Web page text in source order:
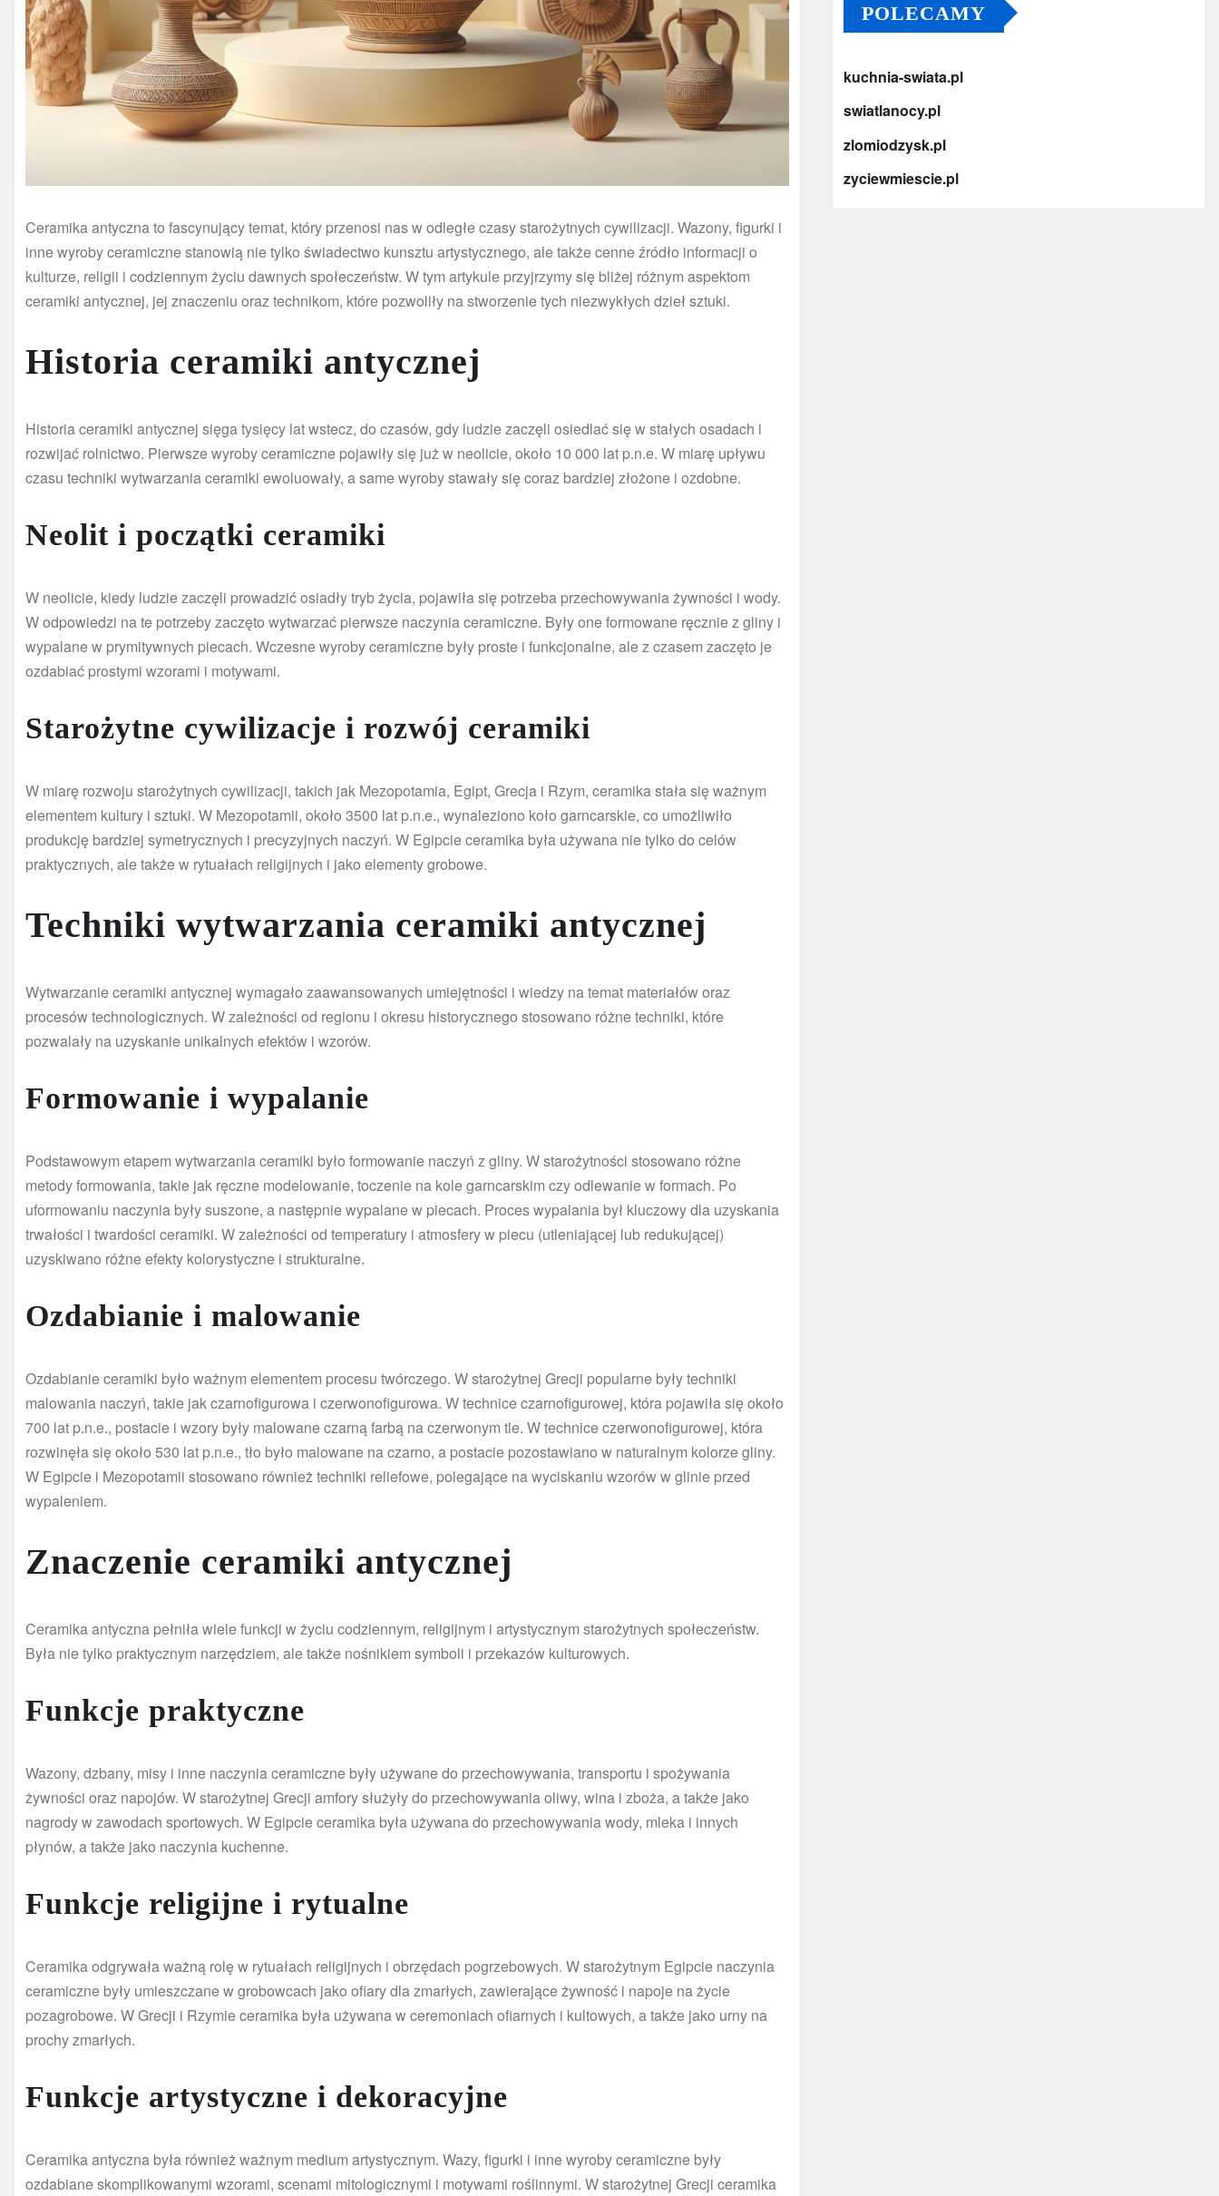
Ceramika antyczna to fascynujący temat, który przenosi nas w odległe czasy starożytnych cywilizacji. Wazony, figurki i
inne wyroby ceramiczne stanowią nie tylko świadectwo kunsztu artystycznego, ale także cenne źródło informacji o
kulturze, religii i codziennym życiu dawnych społeczeństw. W tym artykule przyjrzymy się bliżej różnym aspektom
ceramiki antycznej, jej znaczeniu oraz technikom, które pozwoliły na stworzenie tych niezwykłych dzieł sztuki.
Historia ceramiki antycznej
Historia ceramiki antycznej sięga tysięcy lat wstecz, do czasów, gdy ludzie zaczęli osiedlać się w stałych osadach i
rozwijać rolnictwo. Pierwsze wyroby ceramiczne pojawiły się już w neolicie, około 10 000 lat p.n.e. W miarę upływu
czasu techniki wytwarzania ceramiki ewoluowały, a same wyroby stawały się coraz bardziej złożone i ozdobne.
Neolit i początki ceramiki
W neolicie, kiedy ludzie zaczęli prowadzić osiadły tryb życia, pojawiła się potrzeba przechowywania żywności i wody.
W odpowiedzi na te potrzeby zaczęto wytwarzać pierwsze naczynia ceramiczne. Były one formowane ręcznie z gliny i
wypalane w prymitywnych piecach. Wczesne wyroby ceramiczne były proste i funkcjonalne, ale z czasem zaczęto je
ozdabiać prostymi wzorami i motywami.
Starożytne cywilizacje i rozwój ceramiki
W miarę rozwoju starożytnych cywilizacji, takich jak Mezopotamia, Egipt, Grecja i Rzym, ceramika stała się ważnym
elementem kultury i sztuki. W Mezopotamii, około 3500 lat p.n.e., wynaleziono koło garncarskie, co umożliwiło
produkcję bardziej symetrycznych i precyzyjnych naczyń. W Egipcie ceramika była używana nie tylko do celów
praktycznych, ale także w rytuałach religijnych i jako elementy grobowe.
Techniki wytwarzania ceramiki antycznej
Wytwarzanie ceramiki antycznej wymagało zaawansowanych umiejętności i wiedzy na temat materiałów oraz
procesów technologicznych. W zależności od regionu i okresu historycznego stosowano różne techniki, które
pozwalały na uzyskanie unikalnych efektów i wzorów.
Formowanie i wypalanie
Podstawowym etapem wytwarzania ceramiki było formowanie naczyń z gliny. W starożytności stosowano różne
metody formowania, takie jak ręczne modelowanie, toczenie na kole garncarskim czy odlewanie w formach. Po
uformowaniu naczynia były suszone, a następnie wypalane w piecach. Proces wypalania był kluczowy dla uzyskania
trwałości i twardości ceramiki. W zależności od temperatury i atmosfery w piecu (utleniającej lub redukującej)
uzyskiwano różne efekty kolorystyczne i strukturalne.
Ozdabianie i malowanie
Ozdabianie ceramiki było ważnym elementem procesu twórczego. W starożytnej Grecji popularne były techniki
malowania naczyń, takie jak czarnofigurowa i czerwonofigurowa. W technice czarnofigurowej, która pojawiła się około
700 lat p.n.e., postacie i wzory były malowane czarną farbą na czerwonym tle. W technice czerwonofigurowej, która
rozwinęła się około 530 lat p.n.e., tło było malowane na czarno, a postacie pozostawiano w naturalnym kolorze gliny.
W Egipcie i Mezopotamii stosowano również techniki reliefowe, polegające na wyciskaniu wzorów w glinie przed
wypaleniem.
Znaczenie ceramiki antycznej
Ceramika antyczna pełniła wiele funkcji w życiu codziennym, religijnym i artystycznym starożytnych społeczeństw.
Była nie tylko praktycznym narzędziem, ale także nośnikiem symboli i przekazów kulturowych.
Funkcje praktyczne
Wazony, dzbany, misy i inne naczynia ceramiczne były używane do przechowywania, transportu i spożywania
żywności oraz napojów. W starożytnej Grecji amfory służyły do przechowywania oliwy, wina i zboża, a także jako
nagrody w zawodach sportowych. W Egipcie ceramika była używana do przechowywania wody, mleka i innych
płynów, a także jako naczynia kuchenne.
Funkcje religijne i rytualne
Ceramika odgrywała ważną rolę w rytuałach religijnych i obrzędach pogrzebowych. W starożytnym Egipcie naczynia
ceramiczne były umieszczane w grobowcach jako ofiary dla zmarłych, zawierające żywność i napoje na życie
pozagrobowe. W Grecji i Rzymie ceramika była używana w ceremoniach ofiarnych i kultowych, a także jako urny na
prochy zmarłych.
Funkcje artystyczne i dekoracyjne
Ceramika antyczna była również ważnym medium artystycznym. Wazy, figurki i inne wyroby ceramiczne były
ozdabiane skomplikowanymi wzorami, scenami mitologicznymi i motywami roślinnymi. W starożytnej Grecji ceramika
POLECAMY
kuchnia-swiata.pl
swiatlanocy.pl
zlomiodzysk.pl
zyciewmiescie.pl